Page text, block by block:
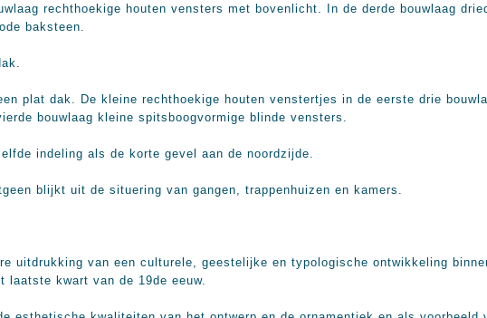
rechthoekige houten vensters met bovenlicht. In de derde bouwlaag
baksteen.
plat dak. De kleine rechthoekige houten venstertjes in de eerste drie
bouwlaag kleine spitsboogvormige blinde vensters.
indeling als de korte gevel aan de noordzijde.
blijkt uit de situering van gangen, trappenhuizen en kamers.
uitdrukking van een culturele, geestelijke en typologische ontwikkeling
laatste kwart van de 19de eeuw.